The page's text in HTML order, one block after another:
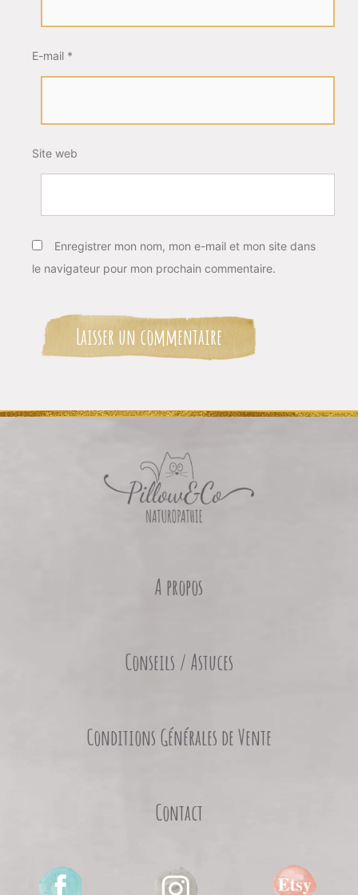
E-mail *
Site web
Enregistrer mon nom, mon e-mail et mon site dans
le navigateur pour mon prochain commentaire.
A propos
Conseils / Astuces
Conditions Générales de Vente
Contact